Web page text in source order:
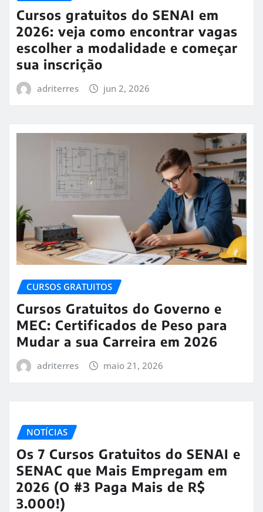
Cursos gratuitos do SENAI em
2026: veja como encontrar vagas
escolher a modalidade e começar
sua inscrição
adriterres jun 2, 2026
CURSOS GRATUITOS
Cursos Gratuitos do Governo e
MEC: Certificados de Peso para
Mudar a sua Carreira em 2026
adriterres maio 21, 2026
NOTÍCIAS
Os 7 Cursos Gratuitos do SENAI e
SENAC que Mais Empregam em
2026 (O #3 Paga Mais de R$
3.000!)